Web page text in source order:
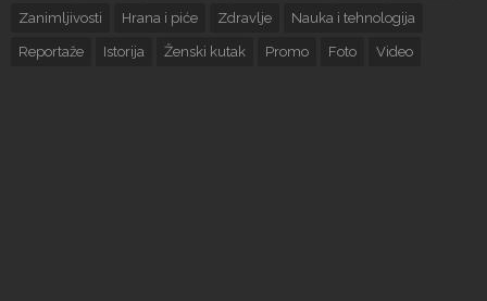
Zanimljivosti Hrana i piće Zdravlje Nauka i tehnologija
Reportaže Istorija Ženski kutak Promo Foto Video